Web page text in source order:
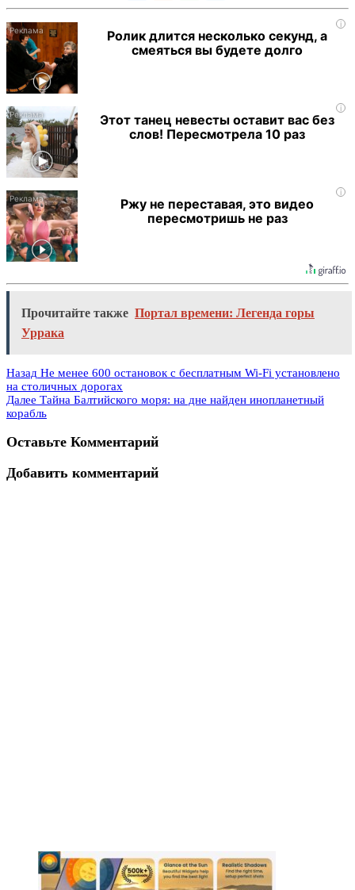
i
Ролик длится несколько секунд, а
смеяться вы будете долго
i
Этот танец невесты оставит вас без
слов! Пересмотрела 10 раз
i
Ржу не переставая, это видео
пересмотришь не раз
Прочитайте также Портал времени: Легенда горы
Уррака
Назад Не менее 600 остановок с бесплатным Wi-Fi установлено
на столичных дорогах
Далее Тайна Балтийского моря: на дне найден инопланетный
корабль
Оставьте Комментарий
Добавить комментарий